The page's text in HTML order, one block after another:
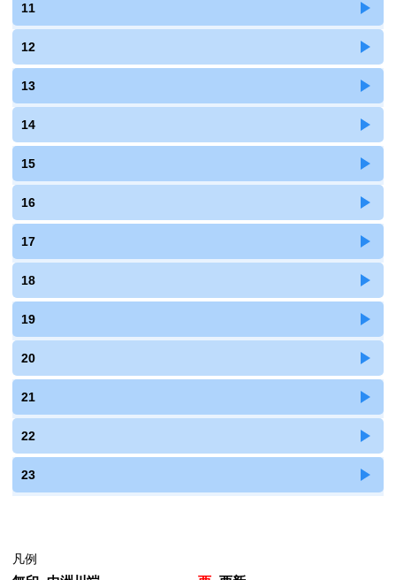
11
12
13
14
15
16
17
18
19
20
21
22
23
凡例